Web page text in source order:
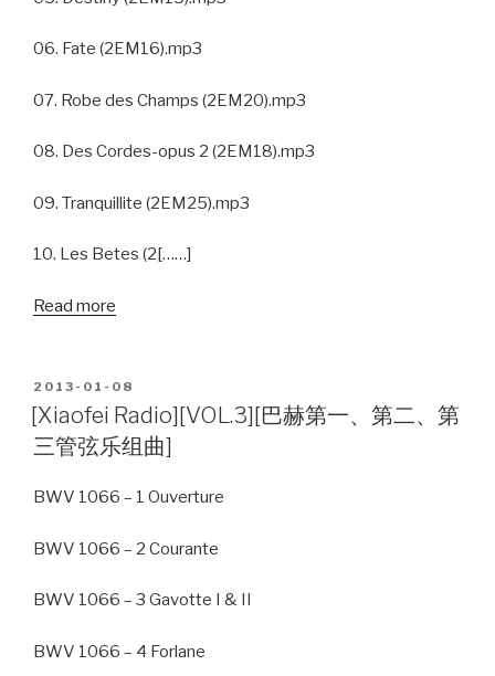
06. Fate (2EM16).mp3
07. Robe des Champs (2EM20).mp3
08. Des Cordes-opus 2 (2EM18).mp3
09. Tranquillite (2EM25).mp3
10. Les Betes (2[……]
Read more
POSTED
ON
2013-01-08
[Xiaofei Radio][VOL.3][巴赫第一、第二、第
三管弦乐组曲]
BWV 1066 – 1 Ouverture
BWV 1066 – 2 Courante
BWV 1066 – 3 Gavotte I & II
BWV 1066 – 4 Forlane